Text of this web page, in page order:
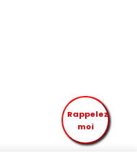
Rappelez
moi